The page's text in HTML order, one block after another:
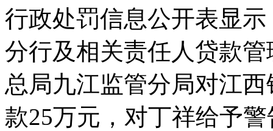
行政处罚信息公开表显
分行及相关责任人贷款
总局九江监管分局对江
款25万元，对丁祥给予